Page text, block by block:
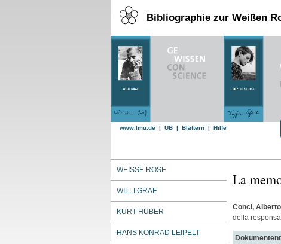
Bibliographie zur Weißen
www.lmu.de| UB| Blättern| Hilfe
WEISSE ROSE
WILLI GRAF
KURT HUBER
HANS KONRAD LEIPELT
La
Conci, Alberto
della